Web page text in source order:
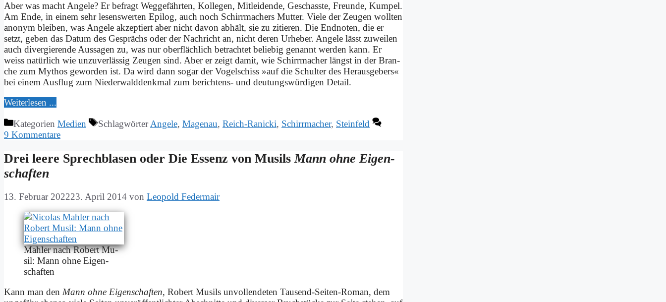
Aber was macht An­ge­le? Er be­fragt Weg­ge­fähr­ten, Kol­le­gen, Mit­lei­den­de, Ge­schass­te, Freun­de, Kum­pel.
Am En­de, in ei­nem sehr le­sens­wer­ten Epi­log, auch noch Schirr­ma­chers Mut­ter. Vie­le der Zeu­gen woll­ten
an­onym blei­ben, was An­ge­le ak­zep­tiert aber nicht da­von ab­hält, sie zu zi­tie­ren. Die End­no­ten, die er
setzt, ge­ben das Da­tum des Ge­sprächs oder der Nach­richt an, nicht de­ren Ur­he­ber. An­ge­le lässt zu­wei­len
auch di­ver­gie­ren­de Aus­sa­gen zu, was nur ober­fläch­lich be­trach­tet be­lie­big ge­nannt wer­den kann. Er
weiss na­tür­lich wie un­zu­ver­läs­sig Zeu­gen sind. Aber er zeigt da­mit, wie Schirr­ma­cher längst in der Bran­
che zum My­thos ge­wor­den ist. Da wird dann so­gar der Vo­gel­schiss »auf die Schul­ter des Her­aus­ge­bers«
bei ei­nem Aus­flug zum Nie­der­wald­denk­mal zum be­rich­tens- und deu­tungs­wür­di­gen De­tail.
Wei­ter­le­sen ...
Kategorien Medien SchlagwörterAngele, Magenau, Reich-Ranicki, Schirrmacher, Steinfeld
9 Kommentare
Drei lee­re Sprech­bla­sen oder Die Es­senz von Mu­silsMann oh­ne Ei­gen­
schaf­ten
13. Februar 202223. April 2014 von Leopold Federmair
Mahler nach Ro­bert Mu­
sil: Mann oh­ne Ei­gen­
schaf­ten
Kann man den Mann oh­ne Ei­gen­schaf­ten, Ro­bert Mu­sils un­voll­ende­ten Tau­send-Sei­ten-Ro­man, dem